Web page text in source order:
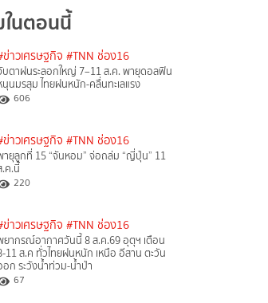
นตอนนี้
ข่าวเศรษฐกิจ #TNN ช่อง16
บตาฝนระลอกใหญ่ 7–11 ส.ค. พายุดอลฟิน
นุนมรสุม ไทยฝนหนัก-คลื่นทะเลแรง
606
ข่าวเศรษฐกิจ #TNN ช่อง16
ายุลูกที่ 15 “จันหอม” จ่อถล่ม “ญี่ปุ่น” 11
.ค.นี้
220
ข่าวเศรษฐกิจ #TNN ช่อง16
ยากรณ์อากาศวันนี้ 8 ส.ค.69 อุตุฯ เตือน
11 ส.ค ทั่วไทยฝนหนัก เหนือ อีสาน ตะวัน
ก ระวังน้ำท่วม-น้ำป่า
67